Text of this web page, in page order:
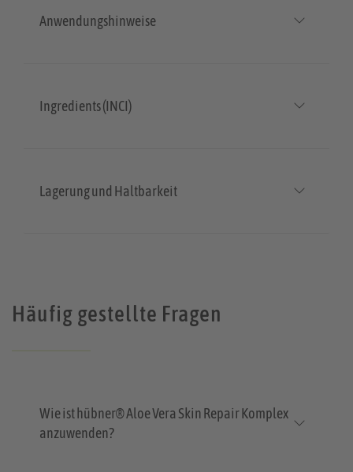
Anwendungshinweise
Ingredients (INCI)
Lagerung und Haltbarkeit
Häufig gestellte Fragen
Wie ist hübner® Aloe Vera Skin Repair Komplex
anzuwenden?